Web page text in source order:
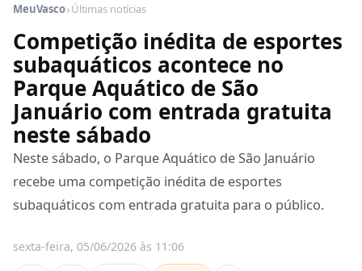
MeuVasco›Últimas notícias
Competição inédita de esportes
subaquáticos acontece no
Parque Aquático de São
Januário com entrada gratuita
neste sábado
Neste sábado, o Parque Aquático de São Januário
recebe uma competição inédita de esportes
subaquáticos com entrada gratuita para o público.
sexta-feira, 05/06/2026 às 11:06